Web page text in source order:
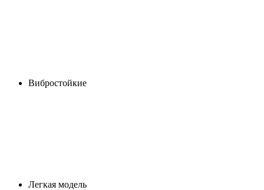
Вибростойкие
Легкая модель